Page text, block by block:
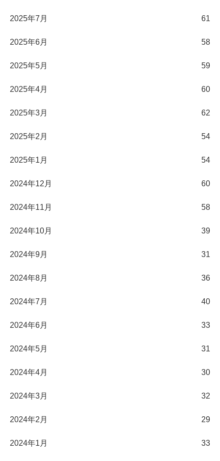
2025年7月 61
2025年6月 58
2025年5月 59
2025年4月 60
2025年3月 62
2025年2月 54
2025年1月 54
2024年12月 60
2024年11月 58
2024年10月 39
2024年9月 31
2024年8月 36
2024年7月 40
2024年6月 33
2024年5月 31
2024年4月 30
2024年3月 32
2024年2月 29
2024年1月 33